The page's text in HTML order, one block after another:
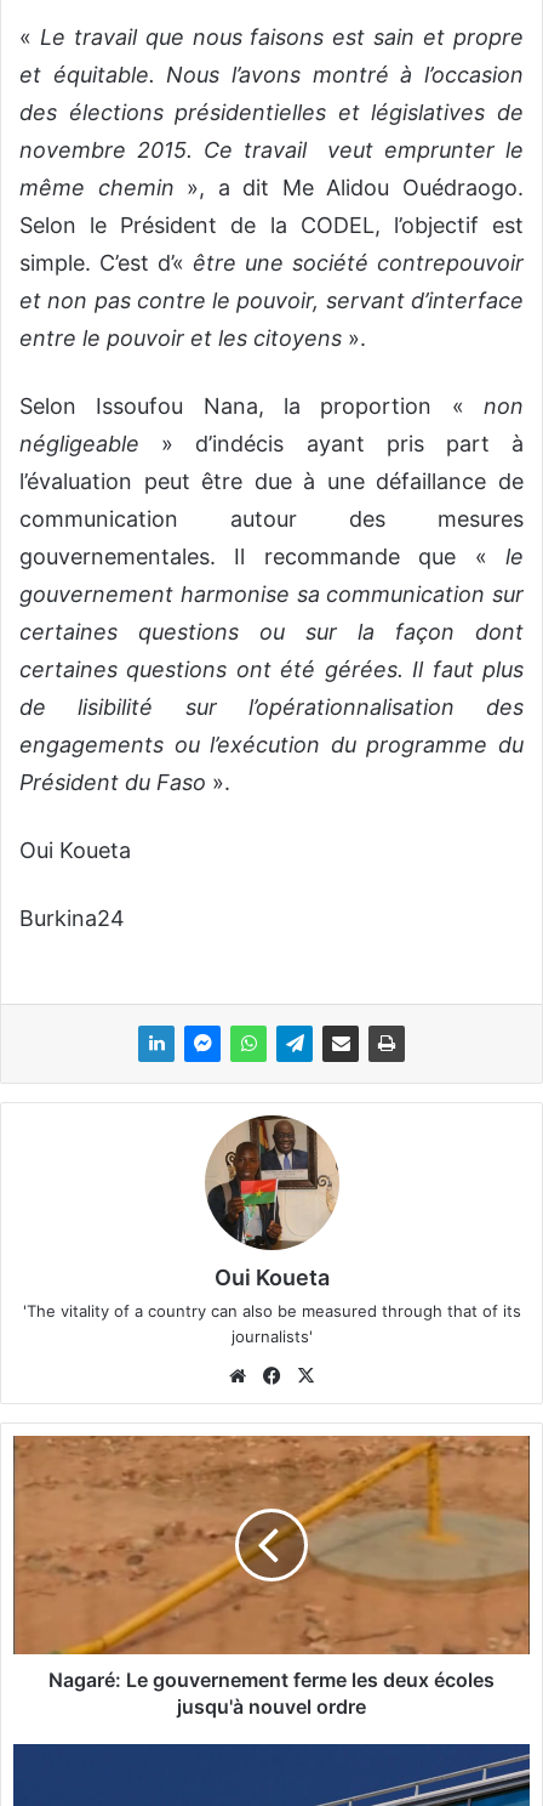
« Le travail que nous faisons est sain et propre
et équitable. Nous l’avons montré à l’occasion
des élections présidentielles et législatives de
novembre 2015. Ce travail veut emprunter le
même chemin », a dit Me Alidou Ouédraogo.
Selon le Président de la CODEL, l’objectif est
simple. C’est d’« être une société contrepouvoir
et non pas contre le pouvoir, servant d’interface
entre le pouvoir et les citoyens ».
Selon Issoufou Nana, la proportion « non
négligeable » d’indécis ayant pris part à
l’évaluation peut être due à une défaillance de
communication autour des mesures
gouvernementales. Il recommande que « le
gouvernement harmonise sa communication sur
certaines questions ou sur la façon dont
certaines questions ont été gérées. Il faut plus
de lisibilité sur l’opérationnalisation des
engagements ou l’exécution du programme du
Président du Faso ».
Oui Koueta
Burkina24
Oui Koueta
'The vitality of a country can also be measured through that of its
journalists'
We
bsi
te
Fa
ce
bo
ok
N
é
e
Nagaré: Le gouvernement ferme les deux écoles
jusqu'à nouvel ordre